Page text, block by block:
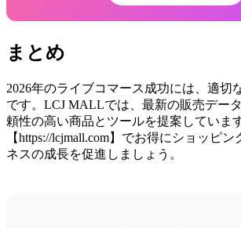
まとめ
2026年のライブコマース成功には、適切
です。LCJ MALLでは、最新の販売デー
頼性の高い商品とツールを提案していま
【https://lcjmall.com】でお得にショッピ
ネスの成長を促進しましょう。